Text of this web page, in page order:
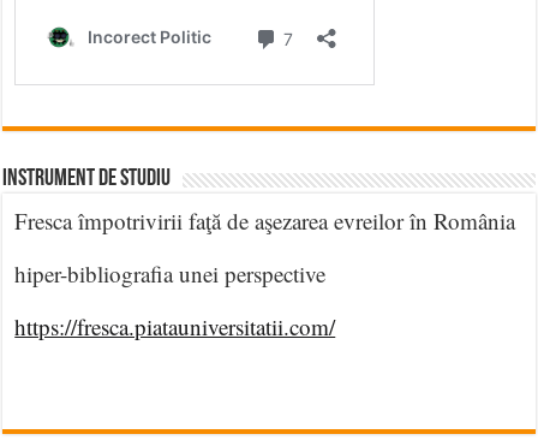
INSTRUMENT DE STUDIU
Fresca împotrivirii faţă de aşezarea evreilor în România
hiper-bibliografia unei perspective
https://fresca.piatauniversitatii.com/